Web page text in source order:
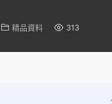
精品資料 313